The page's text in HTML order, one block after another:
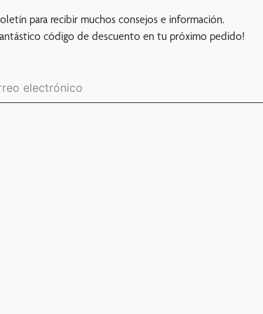
para recibir muchos consejos e información.
código de descuento en tu próximo pedido!